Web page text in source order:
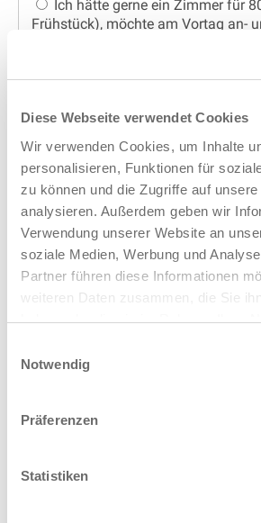
Diese Webseite verwendet Cookies
Wir verwenden Cookies, um Inhalte
personalisieren, Funktionen für
zu können und die Zugriffe auf
analysieren. Außerdem geben wir
Verwendung unserer Website an
soziale Medien, Werbung und
Partner führen diese Informationen
weiteren Daten zusammen, die Sie
haben oder die sie im Rahmen Ihrer
Notwendig
Präferenzen
Statistiken
Frühstück), möchte am Vortag an-